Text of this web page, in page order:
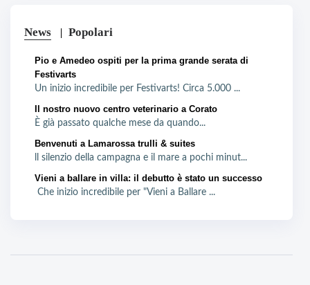
News Popolari
Pio e Amedeo ospiti per la prima grande serata di
Festivarts
Un inizio incredibile per Festivarts! Circa 5.000 ...
Il nostro nuovo centro veterinario a Corato
È già passato qualche mese da quando...
Benvenuti a Lamarossa trulli & suites
ll silenzio della campagna e il mare a pochi minut...
Vieni a ballare in villa: il debutto è stato un successo
Che inizio incredibile per "Vieni a Ballare ...